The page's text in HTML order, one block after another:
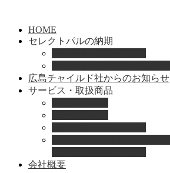
HOME
セレクトパルの納期
広島チャイルド社からのお知らせ
サービス・取扱商品
会社概要